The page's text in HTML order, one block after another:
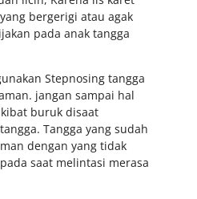
bergerigi atau agak
pada anak tangga
Stepnosing tangga
jangan sampai hal
buruk disaat
Tangga yang sudah
dengan yang tidak
saat melintasi merasa